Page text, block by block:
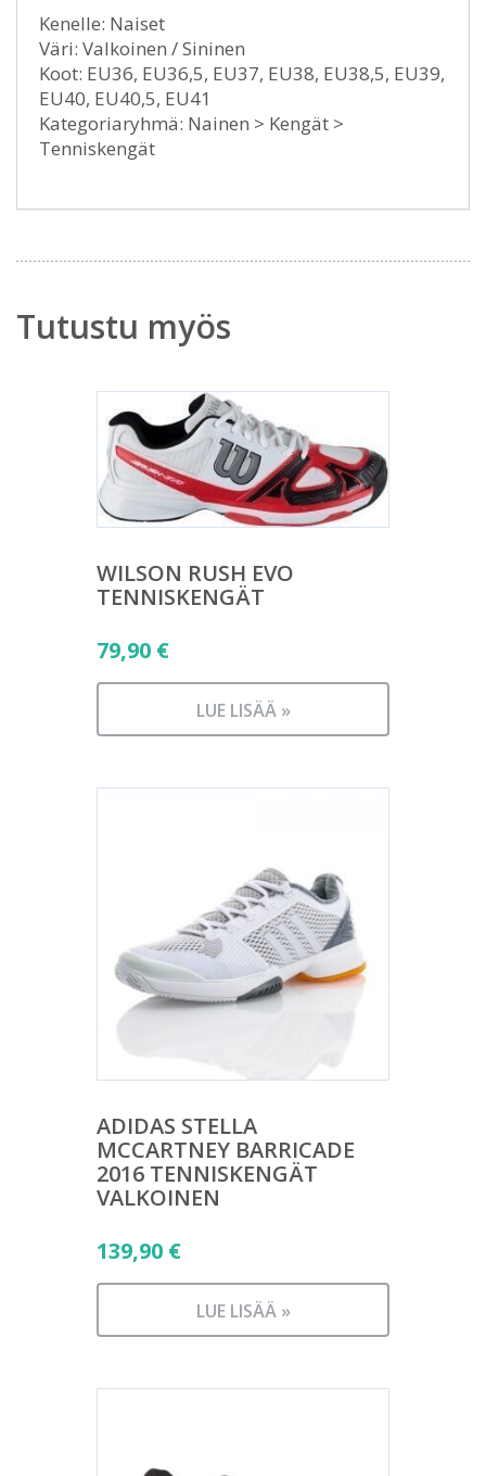
Kenelle: Naiset
Väri: Valkoinen / Sininen
Koot: EU36, EU36,5, EU37, EU38, EU38,5, EU39,
EU40, EU40,5, EU41
Kategoriaryhmä: Nainen > Kengät >
Tenniskengät
Tutustu myös
WILSON RUSH EVO
TENNISKENGÄT
79,90 €
LUE LISÄÄ »
ADIDAS STELLA
MCCARTNEY BARRICADE
2016 TENNISKENGÄT
VALKOINEN
139,90 €
LUE LISÄÄ »